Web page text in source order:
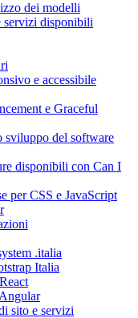
dei modelli
servizi disponibili
e accessibile
e Graceful
sviluppo del software
disponibili con Can I
per CSS e JavaScript
.italia
Italia
sito e servizi